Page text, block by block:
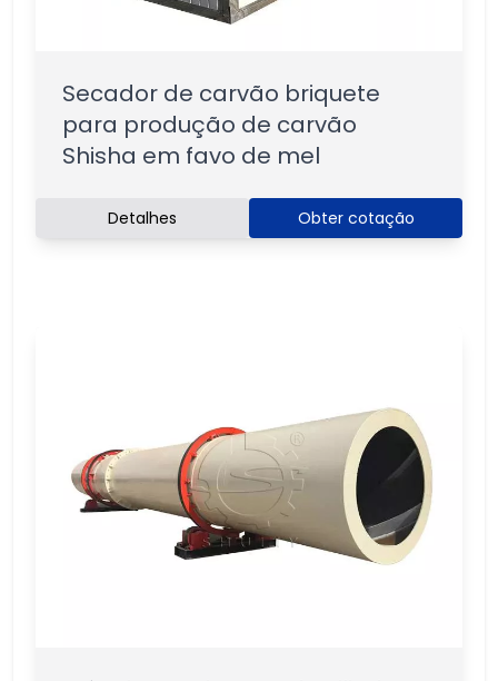
Secador de carvão briquete
para produção de carvão
Shisha em favo de mel
Detalhes Obter cotação